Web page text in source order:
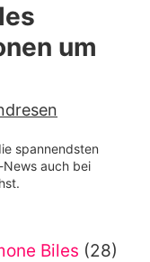
um
spannendsten
News auch bei
Biles (28)